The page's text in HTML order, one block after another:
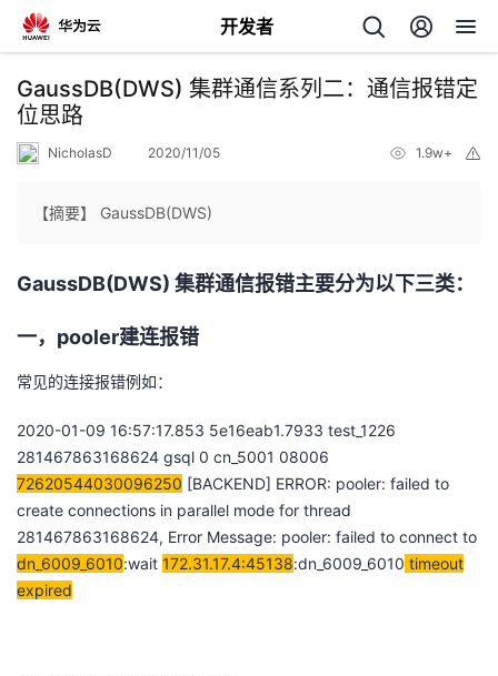
开发者
返
回
主
页
的
开
发
者
我
我
的
开
发
者
我
的
Programs
我
的
支
GaussDB(DWS) 集群通信系列二：通信报错定
位思路
NicholasD 2020/11/05 1.9w+
【摘要】 GaussDB(DWS)
GaussDB(DWS) 集群通信报错主要分为以下三类：
一，pooler建连报错
常见的连接报错例如：
2020-01-09 16:57:17.853 5e16eab1.7933 test_1226
281467863168624 gsql 0 cn_5001 08006
72620544030096250 [BACKEND] ERROR: pooler: failed to
create connections in parallel mode for thread
281467863168624, Error Message: pooler: failed to connect to
dn_6009_6010:wait 172.31.17.4:45138:dn_6009_6010 timeout
expired